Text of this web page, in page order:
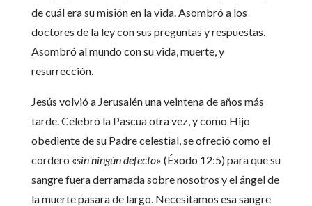
de cuál era su misión en la vida. Asombró a los
doctores de la ley con sus preguntas y respuestas.
Asombró al mundo con su vida, muerte, y
resurrección.
Jesús volvió a Jerusalén una veintena de años más
tarde. Celebró la Pascua otra vez, y como Hijo
obediente de su Padre celestial, se ofreció como el
cordero «sin ningún defecto» (Éxodo 12:5) para que su
sangre fuera derramada sobre nosotros y el ángel de
la muerte pasara de largo. Necesitamos esa sangre